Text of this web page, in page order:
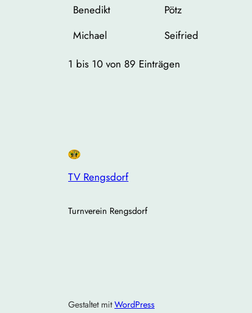
Benedikt
Pötz
Michael
Seifried
1 bis 10 von 89 Einträgen
TV Rengsdorf
Turnverein Rengsdorf
Gestaltet mitWordPress